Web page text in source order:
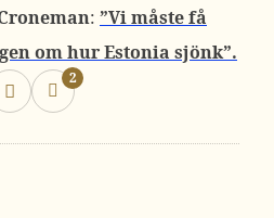
: ”Vi måste få
om hur Estonia sjönk”.
2